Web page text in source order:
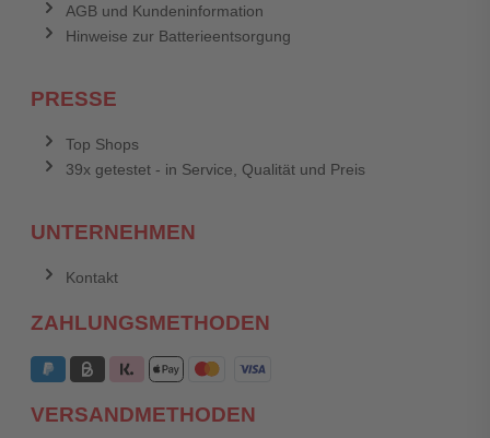
AGB und Kundeninformation
Hinweise zur Batterieentsorgung
PRESSE
Top Shops
39x getestet - in Service, Qualität und Preis
UNTERNEHMEN
Kontakt
ZAHLUNGSMETHODEN
VERSANDMETHODEN